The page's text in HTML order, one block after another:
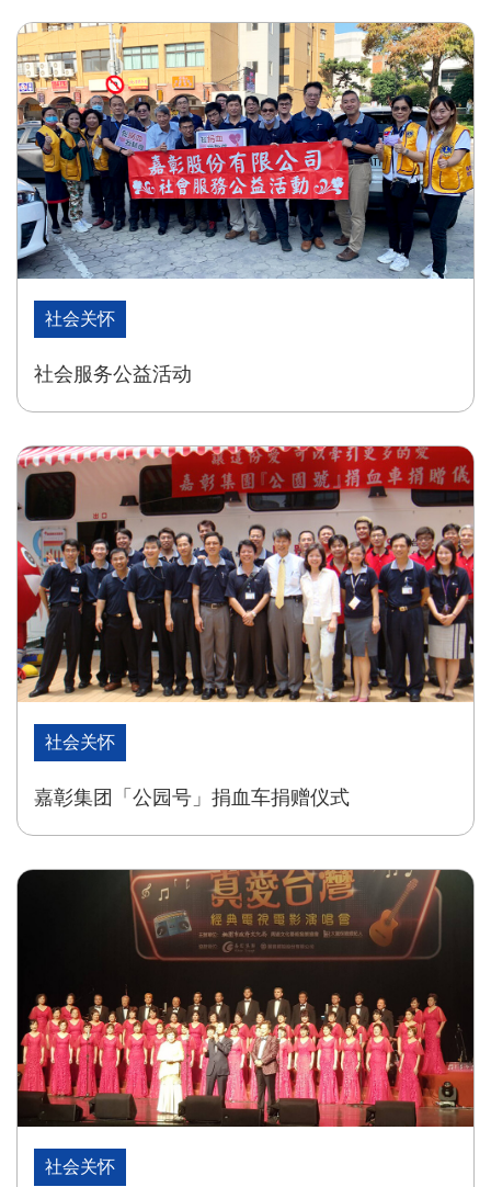
社会关怀
社会服务公益活动
社会关怀
嘉彰集团「公园号」捐血车捐赠仪式
社会关怀